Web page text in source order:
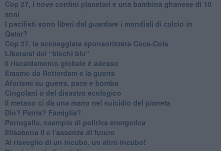
​Cop 27, i nove confini planetari e una bambina ghanese di 10
anni
​I pacifisti sono liberi dal guardare i mondiali di calcio in
Qatar?
​Cop 27, la sceneggiata sponsorizzata Coca-Cola
​Liberarsi dei “biechi blu”
Il riscaldamento globale è adesso
​Erasmo da Rotterdam e la guerra
​Aforismi su guerra, pace e bomba
Cingolani o del disastro ecologico
​Il metano ci dà una mano nel suicidio del pianeta
​Dio? Patria? Famiglia?
Portogallo, esempio di politica energetica
​Elisabetta II e l’assenza di futuro
Al risveglio di un incubo, un altro incubo!